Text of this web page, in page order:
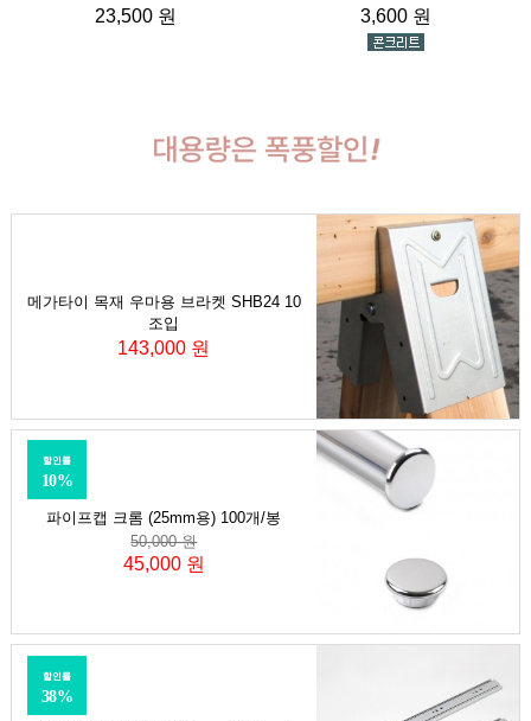
23,500 원 3,600 원
메가타이 목재 우마용 브라켓 SHB24 10
조입
143,000 원
파이프캡 크롬 (25mm용) 100개/봉
할인률
10%
50,000 원
45,000 원
할인률
38%